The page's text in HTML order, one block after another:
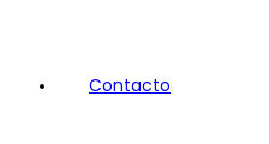
Contacto